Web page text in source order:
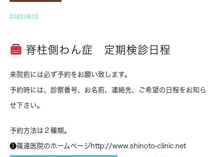
2022.08.02
脊柱側わん症 定期検診日程
来院前には必ず予約をお願い致します。
予約時には、診察番号、お名前、連絡先、ご希望の日程をお知ら
せ下さい。
予約方法は２種類。
❶篠遠医院のホームページhttp://www.shinoto-clinic.net